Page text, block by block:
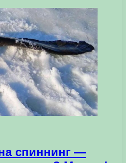
спиннинг —